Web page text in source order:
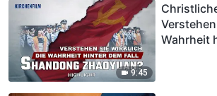
9:45
Wahrheit